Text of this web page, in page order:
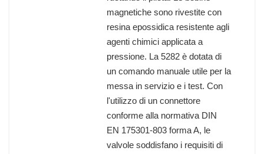
magnetiche sono rivestite con
resina epossidica resistente agli
agenti chimici applicata a
pressione. La 5282 è dotata di
un comando manuale utile per la
messa in servizio e i test. Con
l'utilizzo di un connettore
conforme alla normativa DIN
EN 175301-803 forma A, le
valvole soddisfano i requisiti di